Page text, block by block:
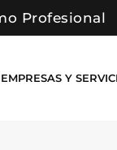
Profesional
Y